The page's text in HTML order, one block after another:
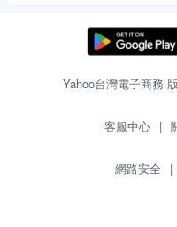
Yahoo台灣電子商務
客服中心 |
網路安全 |